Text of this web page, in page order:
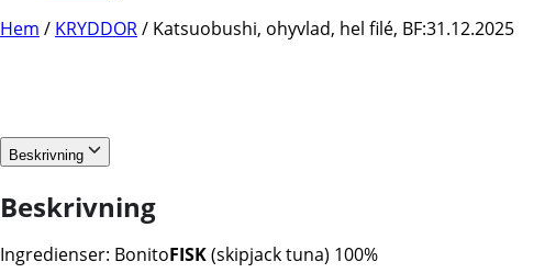
Hem / KRYDDOR/ Katsuobushi, ohyvlad, hel filé, BF:31.12.2025
Beskrivning
Beskrivning
Ingredienser: BonitoFISK(skipjack tuna) 100%